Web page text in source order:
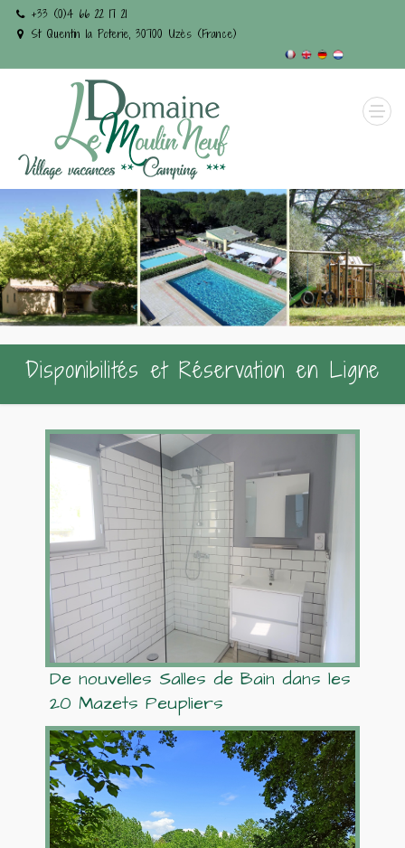
+33 (0)4 66 22 17 21
St Quentin la Poterie, 30700 Uzès (France)
Disponibilités et Réservation en Ligne
De nouvelles Salles de Bain dans les
20 Mazets Peupliers